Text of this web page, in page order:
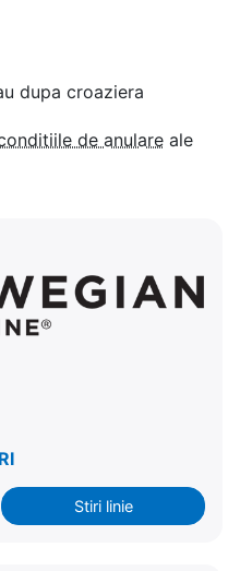
dupa croaziera
de anulare ale
Stiri linie